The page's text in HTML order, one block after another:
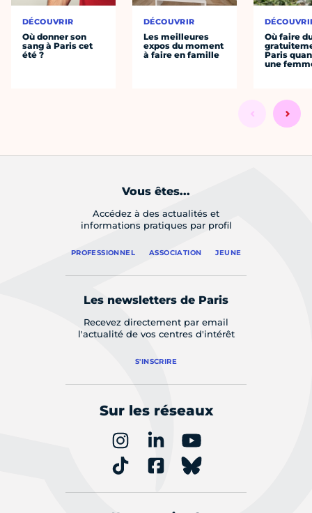
DÉCOUVRIR
Où donner son
sang à Paris cet
été ?
DÉCOUVRIR
Les meilleures
expos du moment
à faire en famille
Où faire
Paris
une
Vous êtes...
Accédez à des actualités et
informations pratiques par profil
PROFESSIONNEL ASSOCIATION JEUNE
Les newsletters de Paris
Recevez directement par email
l'actualité de vos centres d'intérêt
S'INSCRIRE
Sur les réseaux